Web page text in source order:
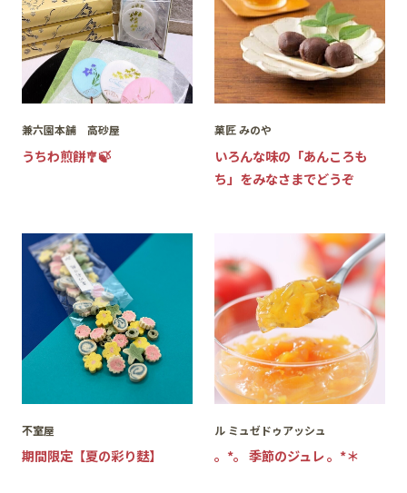
兼六園本舗 高砂屋
うちわ煎餅🎐🍃
菓匠 みのや
いろんな味の「あんころも
ち」をみなさまでどうぞ
不室屋
期間限定【夏の彩り麩】
ル ミュゼドゥアッシュ
。*。 季節のジュレ 。*＊